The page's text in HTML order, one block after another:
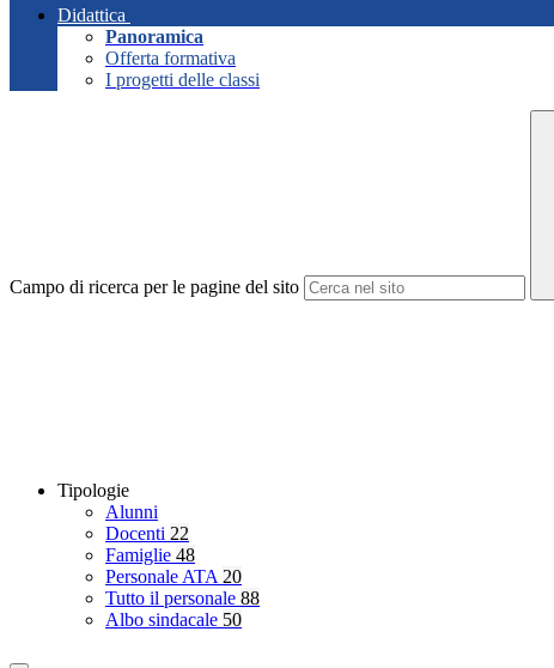
Didattica
Panoramica
Offerta formativa
I progetti delle classi
Campo di ricerca per le pagine del sito
Tipologie
Alunni
Docenti 22
Famiglie 48
Personale ATA 20
Tutto il personale 88
Albo sindacale 50